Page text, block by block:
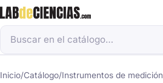
Inicio/Catálogo/Instrumentos de medición